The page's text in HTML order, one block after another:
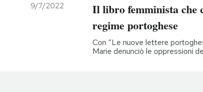
9/7/2022
Il libro femminista
regime portoghese
Con “Le nuove lettere
Marie denunciò le oppressioni